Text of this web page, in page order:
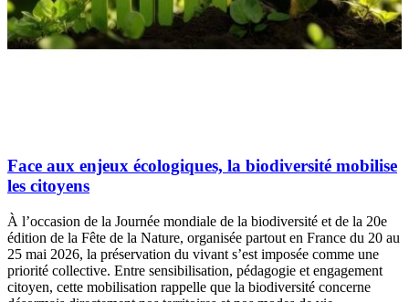
Face aux enjeux écologiques, la biodiversité mobilise
les citoyens
À l’occasion de la Journée mondiale de la biodiversité et de la 20e
édition de la Fête de la Nature, organisée partout en France du 20 au
25 mai 2026, la préservation du vivant s’est imposée comme une
priorité collective. Entre sensibilisation, pédagogie et engagement
citoyen, cette mobilisation rappelle que la biodiversité concerne